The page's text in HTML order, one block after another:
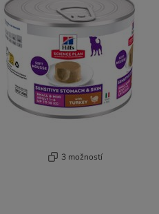
3 možností